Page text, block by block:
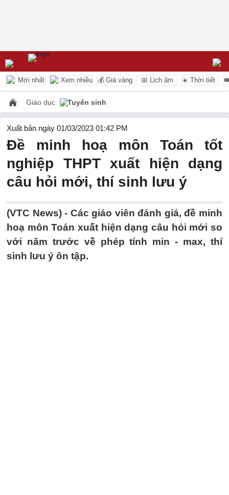
Mới nhất Xem nhiều 💰 Giá vàng 📅 Lịch âm ☀️ Thời tiết
Giáo dục Tuyển sinh
Xuất bản ngày 01/03/2023 01:42 PM
Đề minh hoạ môn Toán tốt
nghiệp THPT xuất hiện dạng
câu hỏi mới, thí sinh lưu ý
(VTC News) - Các giáo viên đánh giá, đề minh
hoạ môn Toán xuất hiện dạng câu hỏi mới so
với năm trước về phép tính min - max, thí
sinh lưu ý ôn tập.